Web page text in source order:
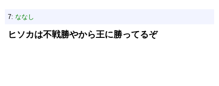
7: ななし
ヒソカは不戦勝やから王に勝ってるぞ